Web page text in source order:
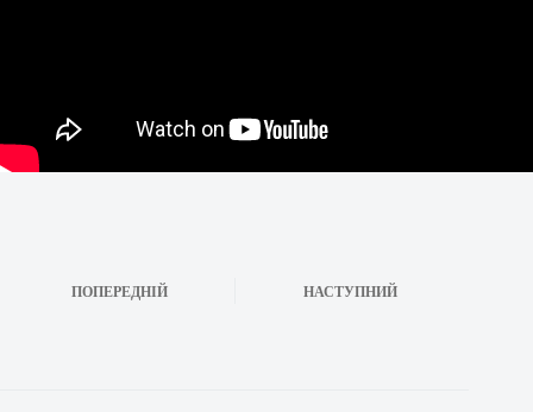
ПОПЕРЕДНІЙ НАСТУПНИЙ